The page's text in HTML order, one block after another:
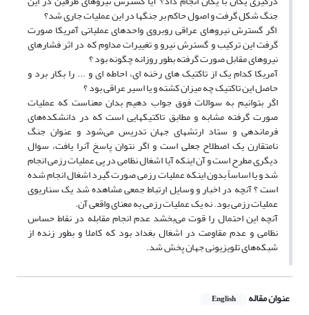
جنگ شکل گرفت و اصول حاکم بر جنگها در این عملیات جاری شد؟
اگر گسترش نیروهای عراقی روبروی واحدهای عملیاتی آمریکا صورت
گرفت این ترکیب و گسترش نیرو و تغییرات مداوم که در اثر فشارهای
نیروهای مقابل صورت گرفته بطور روزانه چگونه بود ؟
آمریکا کدام یک از تاکتیک های رخنه ای، احاطه ای و ... را بکار برد و
حاصل این تاکتیک چه میزان کشته و یا اسیر عراقی بود ؟
اگر بتوانیم به سوالات فوق جواب دهیم بدان معناست که عملیات
صورت گرفته مشابه و مطابق تاکتیکهایی است که در دانشکده‌های
فرماندهی و ستاد ارتشهای جهان تدریس می‌شود و عنوان جنگ
نامتقارن یک اصطلاح جعلی است و اگر نتوان پاسخ آنرا یافت، سوال
دیگری مطرح است و آن اینکه آیا اشغال نظامی در پی عملیات رزمی انجام
شد و یا اساساً بدون اینکه عملیات رزمی صورت گیرد اشغال انجام شده
است ؟ آنچه در اخبار و وسایل ارتباط جمعی مشاهده شد یک سناریوی
عملیات رزمی بود. نه یک عملیات رزمی به معنای واقعی آن.
آنچه این احتمال را قوت می‌بخشد عدم انجام مقابله در نقاط حساس
نظامی و عدم مقاومت در اشغال بغداد بود که کاملا و بطور زنده از
شبکه‌های تلویزیونی جهان پخش شد.
عنوان مقاله English